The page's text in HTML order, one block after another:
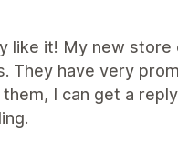
like it! My new
They have very
I can get a